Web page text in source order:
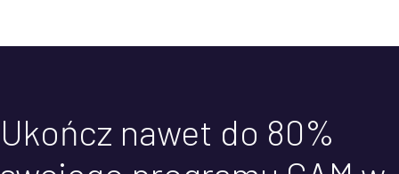
Ukończ nawet do 80%